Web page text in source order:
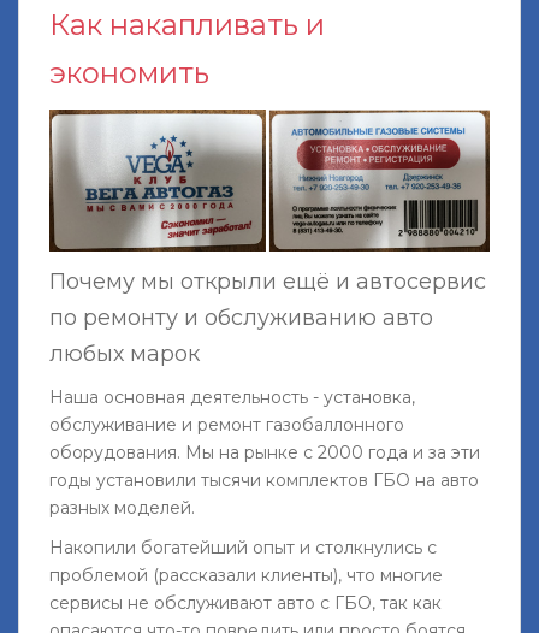
Как накапливать и
экономить
Почему мы открыли ещё и автосервис
по ремонту и обслуживанию авто
любых марок
Наша основная деятельность - установка,
обслуживание и ремонт газобаллонного
оборудования. Мы на рынке с 2000 года и за эти
годы установили тысячи комплектов ГБО на авто
разных моделей.
Накопили богатейший опыт и столкнулись с
проблемой (рассказали клиенты), что многие
сервисы не обслуживают авто с ГБО, так как